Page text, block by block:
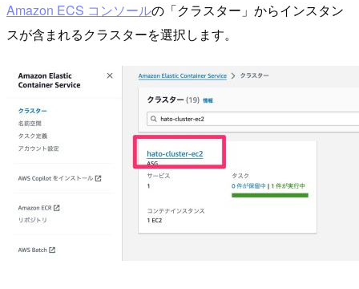
Amazon ECS コンソールの「クラスター」からインスタン
スが含まれるクラスターを選択します。